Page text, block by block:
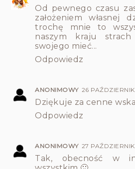
Od pewnego czasu
założeniem własnej
trochę mnie to
naszym kraju
swojego mieć...
Odpowiedz
ANONIMOWY 26
Dziękuje za cenne
Odpowiedz
ANONIMOWY 27
Tak, obecność w